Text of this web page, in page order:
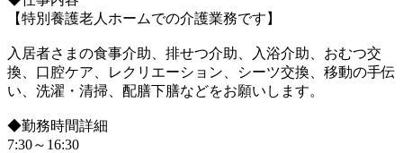
【特別養護老人ホームでの介護業務です】
入居者さまの食事介助、排せつ介助、入浴介助、おむつ交
換、口腔ケア、レクリエーション、シーツ交換、移動の手伝
い、洗濯・清掃、配膳下膳などをお願いします。
◆勤務時間詳細
7:30～16:30